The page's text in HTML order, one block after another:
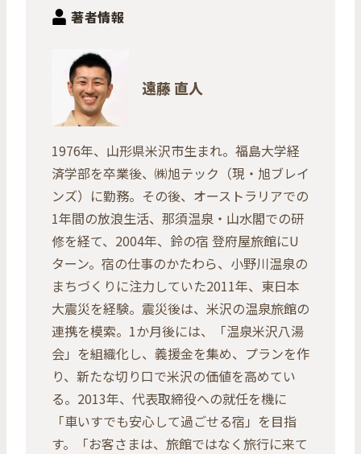
著者情報
遠藤 直人
1976年、山形県米沢市生まれ。福島大学経
済学部を卒業後、㈱旭テック（現・旭ブレイ
ンズ）に勤務。その後、オーストラリアでの
1年間の放浪生活、那須温泉・山水閣での研
修を経て、2004年、鈴の宿 登府屋旅館にU
ターン。宿の仕事のかたわら、小野川温泉の
まちづくりに注力していた2011年、東日本
大震災を経験。震災後は、米沢の温泉旅館の
連携を模索。1か月後には、「温泉米沢八湯
会」を組織化し、義援金を集め、プランを作
り、新たな切り口で米沢の価値を高めてい
る。2013年、代表取締役への就任を機に
「車いすでも安心して過ごせる宿」を目指
す。「お客さまは、旅館ではなく旅行に来て